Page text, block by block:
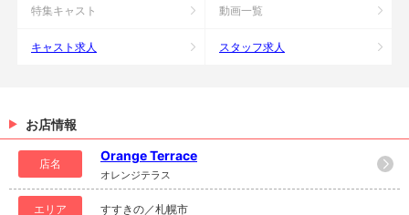
特集キャスト 動画一覧
キャスト求人 スタッフ求人
お店情報
店名
Orange Terrace
オレンジテラス
エリア すすきの／札幌市